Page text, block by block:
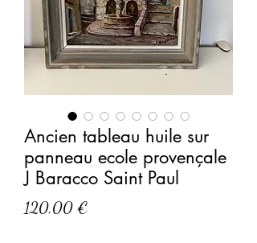
Ancien tableau huile sur
panneau ecole provençale
J Baracco Saint Paul
120,00 €